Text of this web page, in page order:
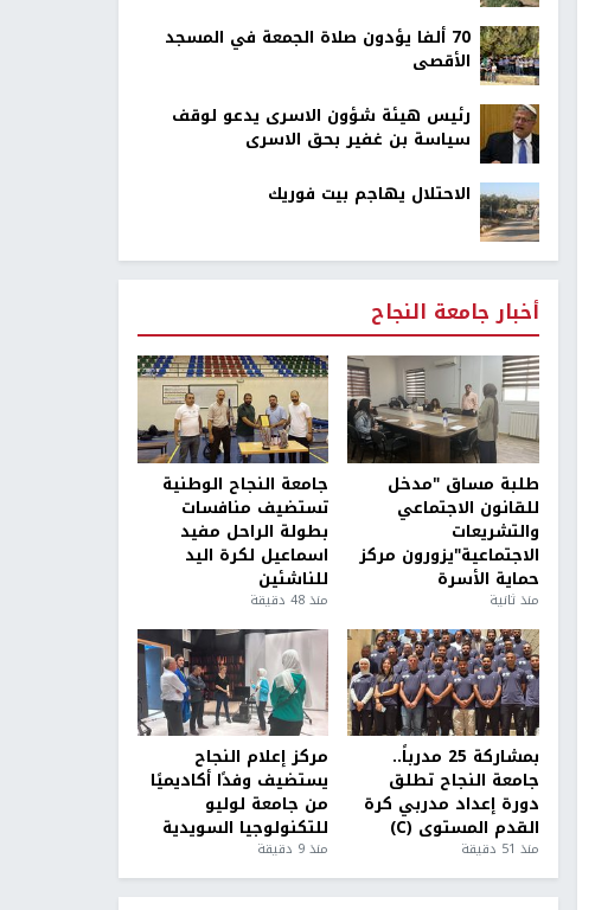
70 ألفا يؤدون صلاة الجمعة في المسجد
الأقصى
رئيس هيئة شؤون الاسرى يدعو لوقف
سياسة بن غفير بحق الاسرى
الاحتلال يهاجم بيت فوريك
أخبار جامعة النجاح
طلبة مساق "مدخل
للقانون الاجتماعي
والتشريعات
الاجتماعية"يزورون مركز
حماية الأسرة
منذ ثانية
جامعة النجاح الوطنية
تستضيف منافسات
بطولة الراحل مفيد
اسماعيل لكرة اليد
للناشئين
منذ 48 دقيقة
بمشاركة 25 مدرباً..
جامعة النجاح تطلق
دورة إعداد مدربي كرة
القدم المستوى (C)
منذ 51 دقيقة
مركز إعلام النجاح
يستضيف وفدًا أكاديميًا
من جامعة لوليو
للتكنولوجيا السويدية
منذ 9 دقيقة